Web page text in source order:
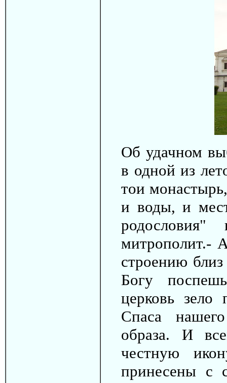
Об удачном
в одной из
тои
и воды, и
митрополит.-
строению
Богу
церковь
Спаса
образа. И
честную
принесены с